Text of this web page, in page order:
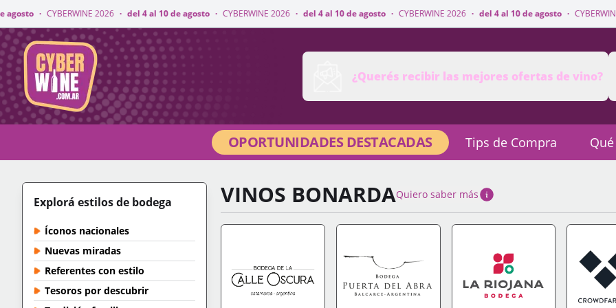
2026 · del 4 al 10 de agosto · CYBERWINE 2026 · del 4 al 10 de agosto · CYBERWINE 2026 · del 4 al 10 de agosto · CYBERWINE 2026 · del 4 al
CyberWine
¿Querés recibir las mejores ofertas de vino?
OPORTUNIDADES DESTACADAS Tips de Compra
Explorá estilos de bodega
Íconos nacionales
Nuevas miradas
Referentes con estilo
Tesoros por descubrir
VINOS BONARDAQuiero saber más